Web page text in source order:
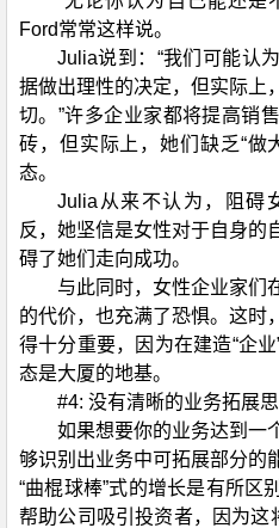
Ford常常这样说。
Julia说到：“我们可能认
据做出理性的决定，但实际上
切。”许多企业家都将提高销
砖，但实际上，她们缺乏“做
态。
Julia从来不认为，阻碍
反，她坚信是女性对于自身的
碍了她们走向成功。
与此同时，女性企业家们
的代价，也充满了恐惧。这时
得十分重要，因为在建造“企
态是大厦的地基。
#4: 没有清晰的业务拓展
如果想要你的业务达到一
够识别出业务中可拓展部分的
“曲棍球棒”式的增长是有所区
帮助公司吸引投资者，因为这